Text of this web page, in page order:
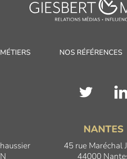
NOS RÉFÉRENCES
NANTES
45 rue Maréchal
44000